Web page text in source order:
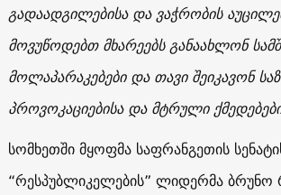
გადაადგილებისა და ვაჭრობის
მოვუწოდებთ მხარეებს განაახლონ
მოლაპარაკებები და თავი შეიკავონ
პროვოკაციებისა და მტრული
სომხეთში მყოფმა საფრანგეთის
“რესპუბლიკელების” ლიდერმა ბრუნო